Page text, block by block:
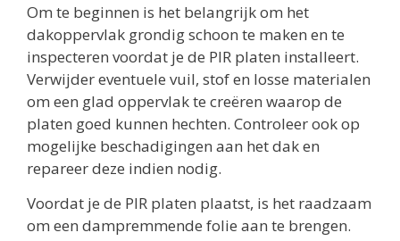
Om te beginnen is het belangrijk om het
dakoppervlak grondig schoon te maken en te
inspecteren voordat je de PIR platen installeert.
Verwijder eventuele vuil, stof en losse materialen
om een glad oppervlak te creëren waarop de
platen goed kunnen hechten. Controleer ook op
mogelijke beschadigingen aan het dak en
repareer deze indien nodig.
Voordat je de PIR platen plaatst, is het raadzaam
om een dampremmende folie aan te brengen.